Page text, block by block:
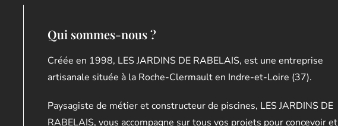
Qui sommes-nous ?
Créée en 1998, LES JARDINS DE RABELAIS, est une entreprise
artisanale située à la Roche-Clermault en Indre-et-Loire (37).
Paysagiste de métier et constructeur de piscines, LES JARDINS DE
RABELAIS, vous accompagne sur tous vos projets pour concevoir et